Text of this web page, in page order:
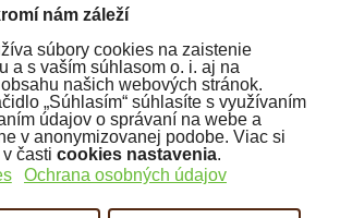
nám záleží
súbory cookies na zaistenie
a s vaším súhlasom o. i. aj na
našich webových stránok.
„Súhlasím“ súhlasíte s využívaním
údajov o správaní na webe a
v anonymizovanej podobe. Viac si
časti cookies nastavenia.
Ochrana osobných údajov
Podporujeme platby: